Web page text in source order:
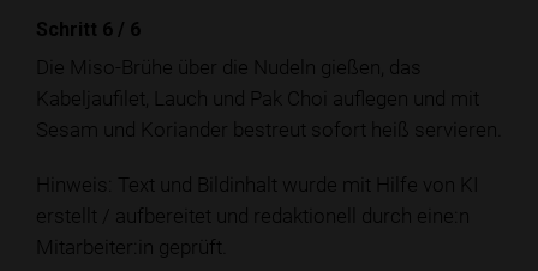
Schritt 6 / 6
Die Miso-Brühe über die Nudeln gießen, das
Kabeljaufilet, Lauch und Pak Choi auflegen und mit
Sesam und Koriander bestreut sofort heiß servieren.
Hinweis: Text und Bildinhalt wurde mit Hilfe von KI
erstellt / aufbereitet und redaktionell durch eine:n
Mitarbeiter:in geprüft.